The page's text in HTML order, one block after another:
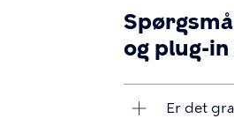
og plug-
Er det